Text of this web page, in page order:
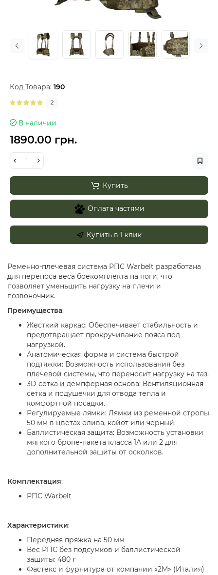
Код Товара: 190
2
В наличии
1890.00 грн.
Купить
Оплата частями
Купить в 1 клик
Ременно-плечевая система РПС Warbelt разработана
для переноса веса боекомплекта на ноги, что
позволяет уменьшить нагрузку на плечи и
позвоночник.
Преимущества:
Жесткий каркас: Обеспечивает стабильность и
предотвращает прокручивание пояса под
нагрузкой.
Анатомическая форма и система быстрой
подтяжки: Возможность использования без
плечевой системы, что переносит нагрузку на таз.
3D сетка и демпферная основа: Вентиляционная
сетка и подушечки для отвода тепла и
комфортной посадки.
Регулируемые лямки: Лямки из ременной стропы
50 мм в цветах олива, койот или черный.
Баллистическая защита: Возможность установки
мягкого броне-пакета класса 1А или 2 для
дополнительной защиты от осколков.
Комплектация:
РПС Warbelt
Характеристики:
Передняя пряжка на 50 мм
Вес РПС без подсумков и баллистической
защиты: 480 г
Фастекс и фурнитура от компании «2М» (Италия)